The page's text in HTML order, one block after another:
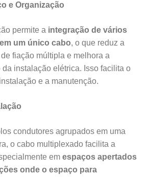
e Organização
permite a integração de vários
um único cabo, o que reduz a
fiação múltipla e melhora a
da instalação elétrica. Isso facilita o
e a manutenção.
condutores agrupados em uma
o cabo multiplexado facilita a
em espaços apertados
onde o espaço para